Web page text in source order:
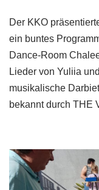
Der KKO
ein buntes
Dance-Room
Lieder von Yuliia
musikalische
bekannt durch THE